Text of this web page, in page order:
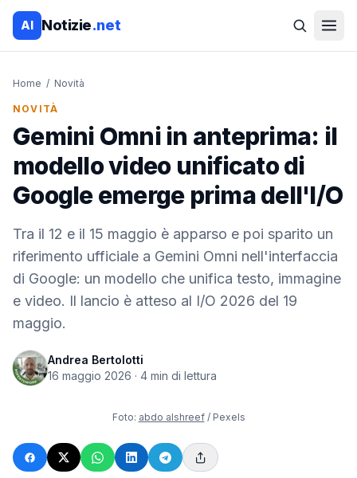
AI Notizie.net
Home / Novità
NOVITÀ
Gemini Omni in anteprima: il
modello video unificato di
Google emerge prima dell'I/O
Tra il 12 e il 15 maggio è apparso e poi sparito un
riferimento ufficiale a Gemini Omni nell'interfaccia
di Google: un modello che unifica testo, immagine
e video. Il lancio è atteso al I/O 2026 del 19
maggio.
Andrea Bertolotti
16 maggio 2026 · 4 min di lettura
Foto: abdo alshreef/ Pexels